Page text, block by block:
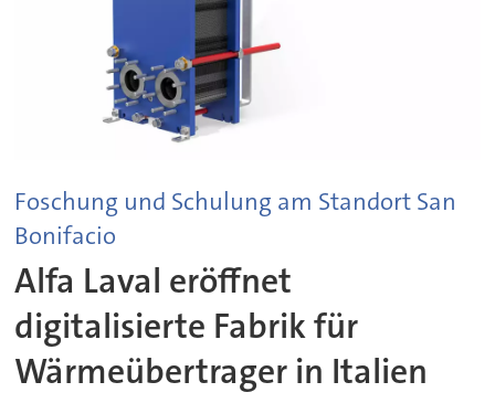
Foschung und Schulung am Standort San
Bonifacio
Alfa Laval eröffnet
digitalisierte Fabrik für
Wärmeübertrager in Italien